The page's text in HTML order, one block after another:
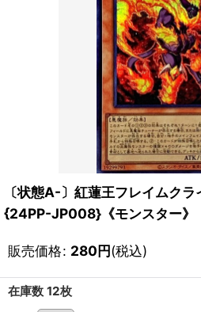
〔状態A-〕紅蓮王フレイムクラ
{24PP-JP008}《モンスター》
販売価格: 280円(税込)
在庫数 12枚